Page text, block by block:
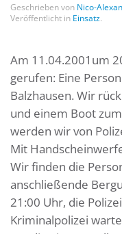
Geschrieben von Nico-
Veröffentlicht in Einsatz.
Am 11.04.2001um
gerufen: Eine
Balzhausen. Wir
und einem Boot
werden wir von
Mit
Wir finden die
anschließende
21:00 Uhr, die
Kriminalpolizei